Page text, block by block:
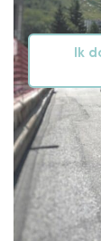
Ik